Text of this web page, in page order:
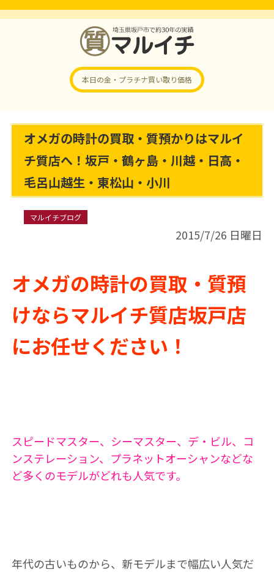
本日の金・プラチナ買い取り価格
オメガの時計の買取・質預かりはマルイ
チ質店へ！坂戸・鶴ヶ島・川越・日高・
毛呂山越生・東松山・小川
マルイチブログ
2015/7/26 日曜日
オメガの時計の買取・質預
けならマルイチ質店坂戸店
にお任せください！
スピードマスター、シーマスター、デ・ビル、コ
ンステレーション、プラネットオーシャンなどな
ど多くのモデルがどれも人気です。
年代の古いものから、新モデルまで幅広い人気だ